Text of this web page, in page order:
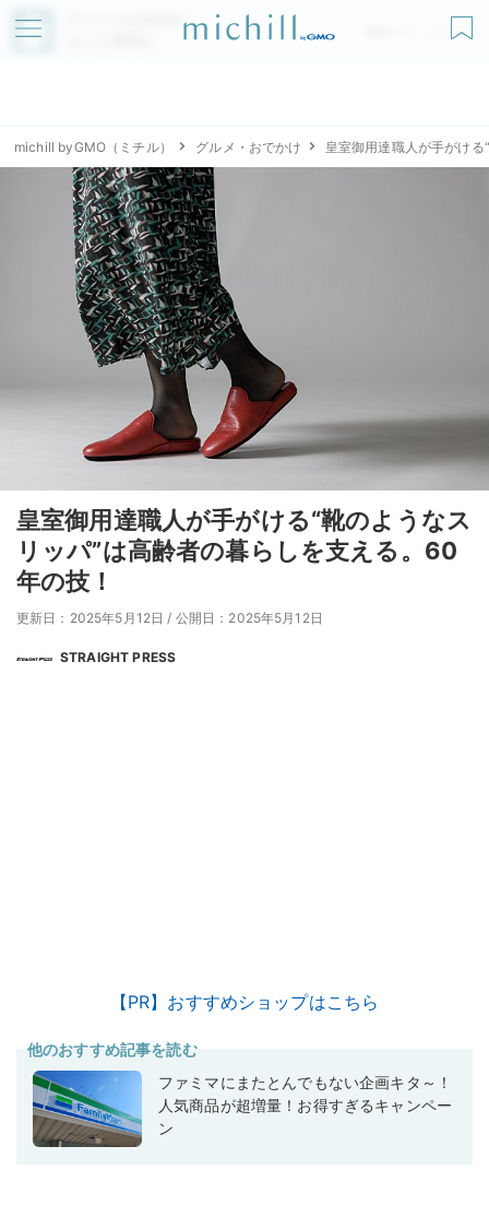
アプリでmichillが
無料ダウンロード
michill byGMO（ミチル） グルメ・おでかけ 皇室御用達職人が手がけ
皇室御用達職人が手がける“靴のようなス
リッパ”は高齢者の暮らしを支える。60
年の技！
更新日：2025年5月12日 / 公開日：2025年5月12日
STRAIGHT PRESS
【PR】おすすめショップはこちら
他のおすすめ記事を読む
ファミマにまたとんでもない企画キタ～！
人気商品が超増量！お得すぎるキャンペー
ン